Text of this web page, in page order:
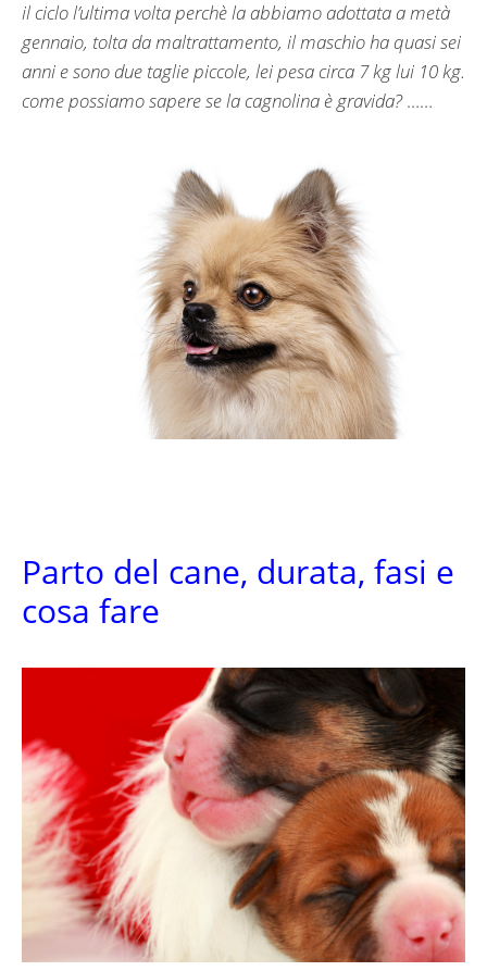
il ciclo l’ultima volta perchè la abbiamo adottata a metà
gennaio, tolta da maltrattamento, il maschio ha quasi sei
anni e sono due taglie piccole, lei pesa circa 7 kg lui 10 kg.
come possiamo sapere se la cagnolina è gravida?……
Parto del cane, durata, fasi e
cosa fare